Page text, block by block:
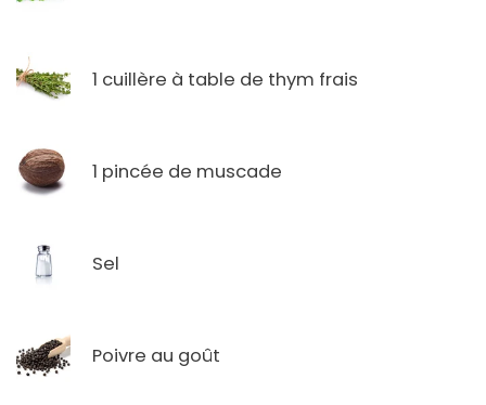
1 cuillère à table de thym frais
1 pincée de muscade
Sel
Poivre au goût